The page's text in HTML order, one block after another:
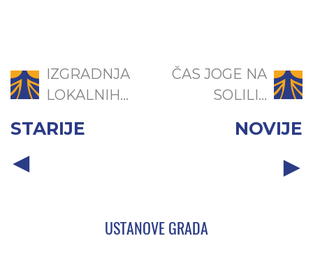
IZGRADNJA
LOKALNIH...
STARIJE
ČAS JOGE NA
SOLILI...
NOVIJE
USTANOVE GRADA